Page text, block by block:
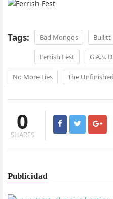
Tags: Bad Mongos Bullitt
Ferrish Fest G.A.S.
No More Lies The
0
SHARES
Publicidad